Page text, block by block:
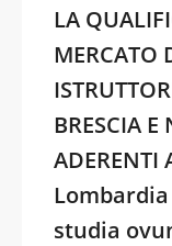
LA
MERCATO
BRESCIA
ADERENTI
studia